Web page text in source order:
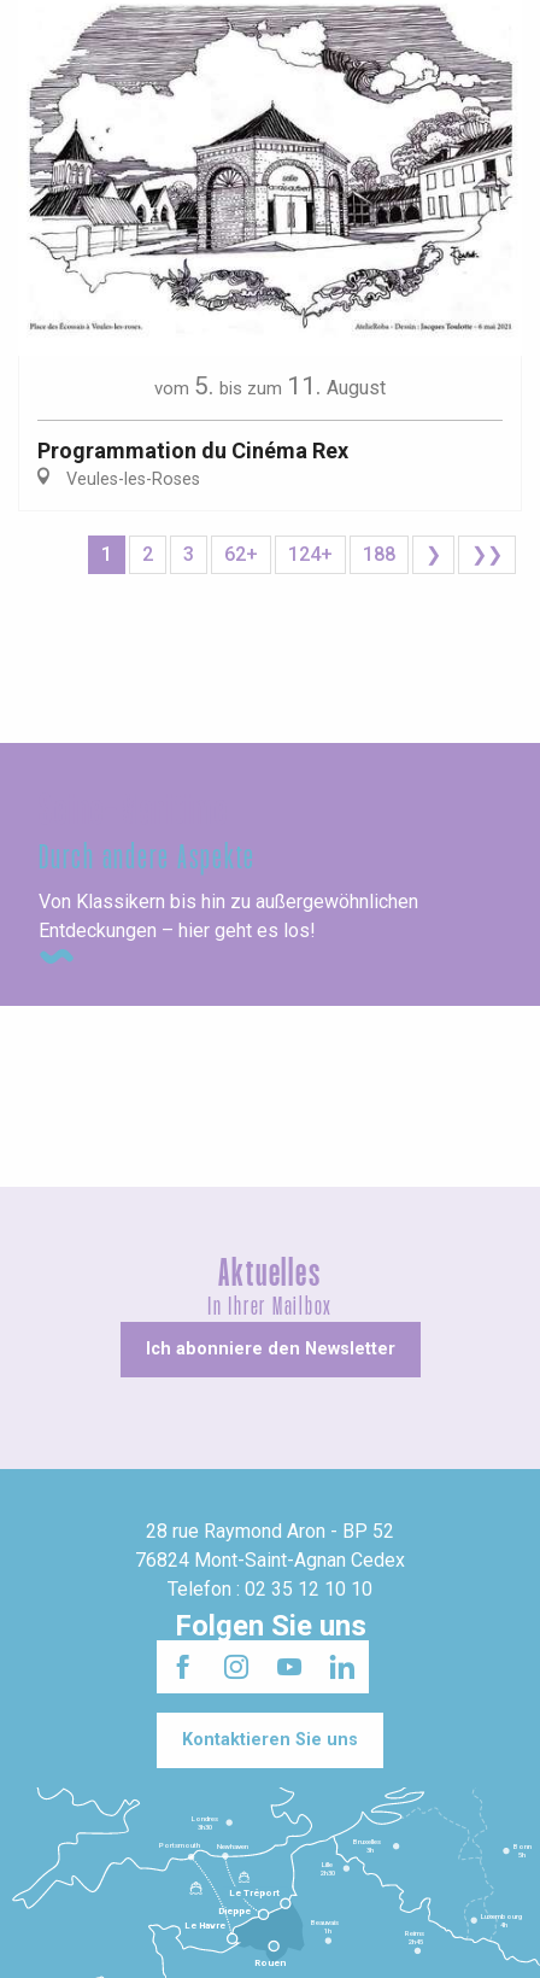
vom 5. bis zum 11. August
Programmation du Cinéma Rex
Veules-les-Roses
1 2 3 62+ 124+ 188 ❯ ❯❯
Durch andere Aspekte
Von Klassikern bis hin zu außergewöhnlichen
Entdeckungen – hier geht es los!
Aktuelles
In Ihrer Mailbox
Ich abonniere den Newsletter
28 rue Raymond Aron - BP 52
76824 Mont-Saint-Agnan Cedex
Telefon : 02 35 12 10 10
Folgen Sie uns
Kontaktieren Sie uns
Le Havre
Dieppe
Le Tréport
Beauvais
1h
Reims
2h45
Lille
2h30
Bruxelles
3h
Londres
3h30
Newhaven
Portsmouth
Bonn
5h
Luxembourg
4h
Rouen